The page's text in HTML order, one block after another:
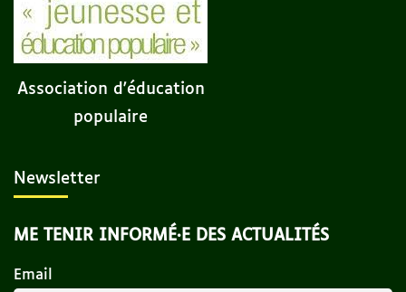
Association d'éducation
populaire
Newsletter
ME TENIR INFORMÉ·E DES ACTUALITÉS
Email